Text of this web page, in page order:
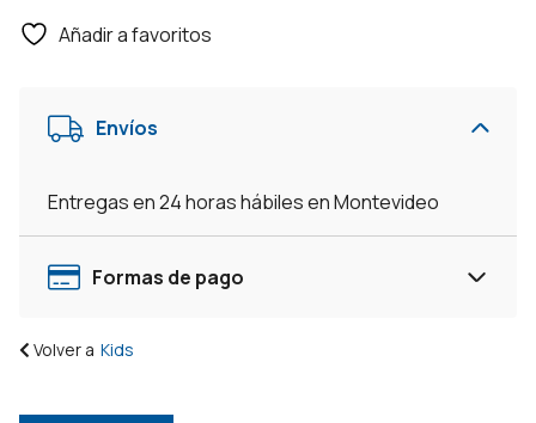
Añadir a favoritos
Envíos
Entregas en 24 horas hábiles en Montevideo
Formas de pago
Volver a Kids